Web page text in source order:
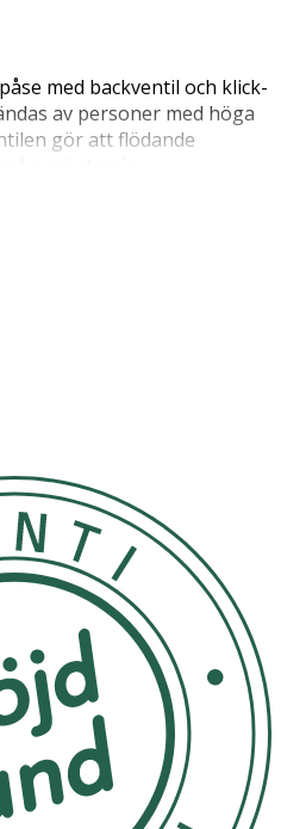
med backventil och klick-
av personer med höga
gör att flödande
in i stomin.